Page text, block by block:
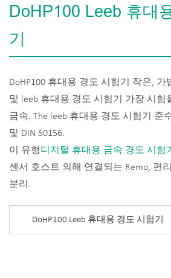
DoHP100 Leeb 휴대
기
DoHP100 휴대용 경도 시험기 작은,
및 leeb 휴대용 경도 시험기 가장 시험
금속. The leeb 휴대용 경도 시험기 준
및 DIN 50156.
이 유형디지털 휴대용 금속 경도 시험기
센서 호스트 의해 연결되는 Remo, 편
분리.
DoHP100 Leeb 휴대용 경도 시험기